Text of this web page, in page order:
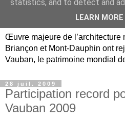
Œuvre majeure de l’architecture
Briançon et Mont-Dauphin ont
Vauban, le patrimoine mondial
28 juil. 2009
Participation record
Vauban 2009
statistics, and to detect and
LEARN MORE